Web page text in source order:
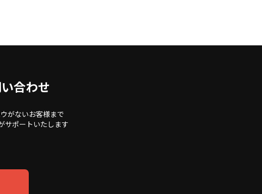
合わせ
がないお客様まで
サポートいたします